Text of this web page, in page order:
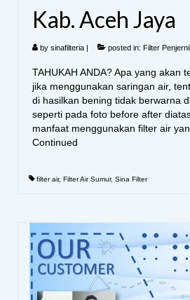
Kab. Aceh Jaya
by sinafilteria | posted in: Filter
TAHUKAH ANDA? Apa yang akan
jika menggunakan saringan air,
di hasilkan bening tidak berwarna
seperti pada foto before after
manfaat menggunakan filter air
Continued
filter air, Filter Air Sumur, Sina Filter